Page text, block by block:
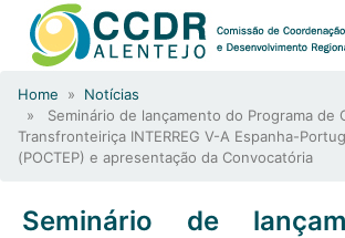
Home » Notícias
» Seminário de lançamento do Programa de
Transfronteiriça INTERREG V-A Espanha-
(POCTEP) e apresentação da Convocatória
Seminário de